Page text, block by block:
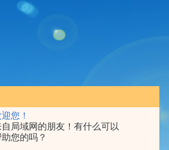
您！
自局域网的朋友！有什么可以
您的吗？